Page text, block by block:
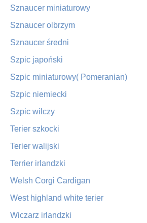
Sznaucer miniaturowy
Sznaucer olbrzym
Sznaucer średni
Szpic japoński
Szpic miniaturowy( Pomeranian)
Szpic niemiecki
Szpic wilczy
Terier szkocki
Terier walijski
Terrier irlandzki
Welsh Corgi Cardigan
West highland white terier
Wiczarz irlandzki